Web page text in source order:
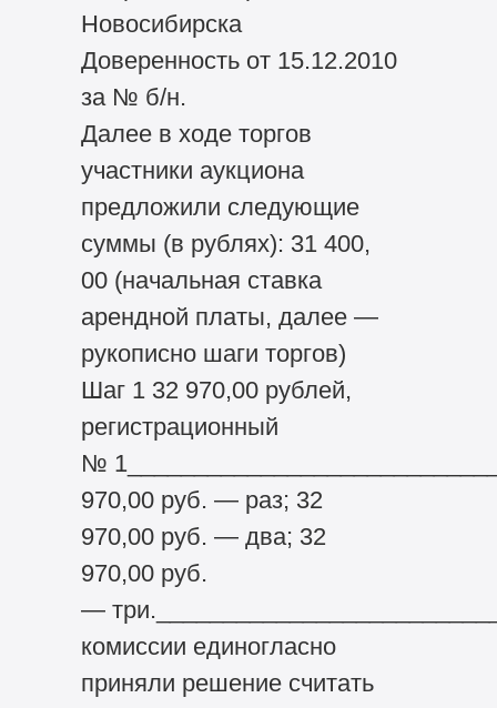
Новосибирска
Доверенность от 15.12.2010
за № б/н.
Далее в ходе торгов
участники аукциона
предложили следующие
суммы (в рублях): 31 400,
00 (начальная ставка
арендной платы, далее —
рукописно шаги торгов)
Шаг 1 32 970,00 рублей,
регистрационный
№
970,00 руб. — раз; 32
970,00 руб. — два; 32
970,00 руб.
—
комиссии единогласно
приняли решение считать